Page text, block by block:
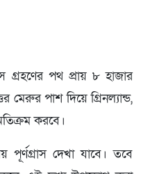
গ্রহণের পথ প্রায় ৮ হাজার
মেরুর পাশ দিয়ে গ্রিনল্যান্ড,
করবে।
পূর্ণগ্রাস দেখা যাবে। তবে